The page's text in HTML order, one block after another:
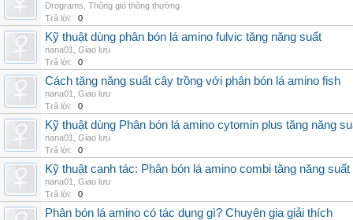
Drograms Thông gió thông thường
Trả lời:
0
Kỹ thuật dùng phân bón lá amino fulvic tăng năng suất
nana01
Giao lưu
Trả lời:
0
Cách tăng năng suất cây trồng với phân bón lá amino fish
nana01
Giao lưu
Trả lời:
0
Kỹ thuật dùng Phân bón lá amino cytomin plus tăng năng
nana01
Giao lưu
Trả lời:
0
Kỹ thuật canh tác: Phân bón lá amino combi tăng năng suất
nana01
Giao lưu
Trả lời:
0
Phân bón lá amino có tác dụng gì? Chuyên gia giải thích